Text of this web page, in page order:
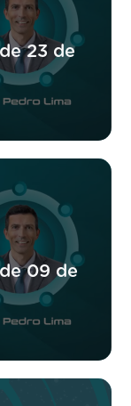
23 de
09 de